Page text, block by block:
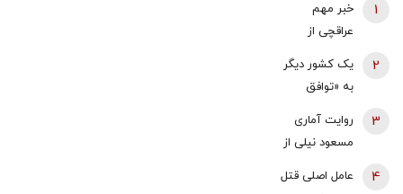
خبر مهم
عراقچی از
نیروهای نظامی
و دریایی ایران و
عمان درباره
تنگه هرمز
1
یک کشور دیگر
به «توافق
پیوندد/ ترکیه
خیال ایران را
راحت کرد
2
روایت آماری
مسعود نیلی از
از سال 97 تا
3
عامل اصلی قتل
4